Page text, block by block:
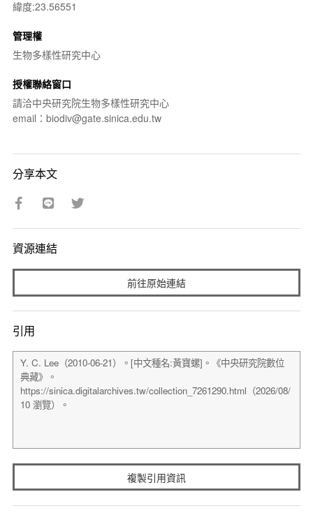
緯度:23.56551
管理權
生物多樣性研究中心
授權聯絡窗口
請洽中央研究院生物多樣性研究中心
email：biodiv@gate.sinica.edu.tw
分享本文
資源連結
前往原始連結
引用
複製引用資訊